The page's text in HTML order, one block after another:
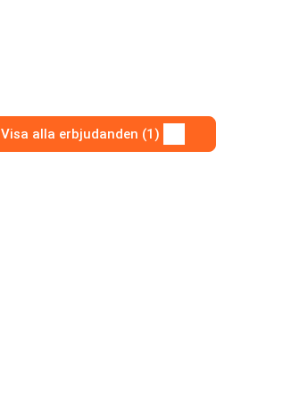
Visa alla erbjudanden (1)